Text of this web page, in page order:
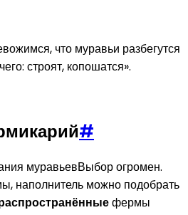
что муравьи разбегутся
строят, копошатся».
#
Выбор огромен.
наполнитель можно подобрать
фермы